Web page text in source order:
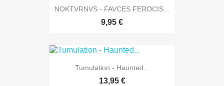
NOKTVRNVS - FAVCES FEROCIS...
9,95 €
Tumulation - Haunted...
13,95 €